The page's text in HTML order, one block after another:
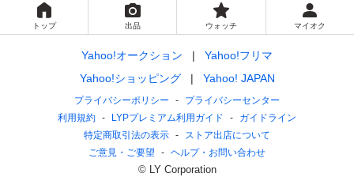
トップ 出品 ウォッチ マイオク
Yahoo!オークション
Yahoo!フリマ
Yahoo!ショッピング
Yahoo! JAPAN
プライバシーポリシー
プライバシーセンター
利用規約
LYPプレミアム利用ガイド
ガイドライン
特定商取引法の表示
ストア出店について
ご意見・ご要望
ヘルプ・お問い合わせ
© LY Corporation